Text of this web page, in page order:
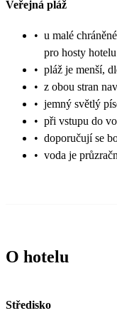
Veřejná pláž
• u malé
pro hosty hotelu
• pláž je menší,
• z obou stran
• jemný světlý
• při vstupu do
• doporučují se
• voda je
O hotelu
Středisko